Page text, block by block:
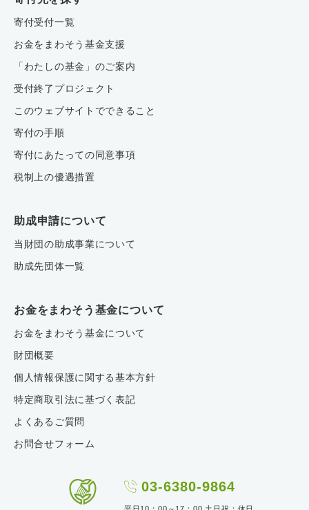
寄付受付一覧
お金をまわそう基金支援
「わたしの基金」のご案内
受付終了プロジェクト
このウェブサイトでできること
寄付の手順
寄付にあたっての同意事項
税制上の優遇措置
助成申請について
当財団の助成事業について
助成先団体一覧
お金をまわそう基金について
お金をまわそう基金について
財団概要
個人情報保護に関する基本方針
特定商取引法に基づく表記
よくあるご質問
お問合せフォーム
03-6380-9864
平日10：00～17：00 土日祝：休日